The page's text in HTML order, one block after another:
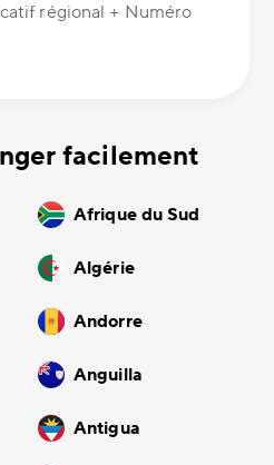
régional + Numéro
facilement
Afrique du Sud
Algérie
Andorre
Anguilla
Antigua